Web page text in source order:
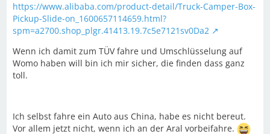
https://www.alibaba.com/product-detail/Truck-Camper-Box-
Pickup-Slide-on_1600657114659.html?
spm=a2700.shop_plgr.41413.19.7c5e7121sv0Da2
Wenn ich damit zum TÜV fahre und Umschlüsselung auf
Womo haben will bin ich mir sicher, die finden dass ganz
toll.
Ich selbst fahre ein Auto aus China, habe es nicht bereut.
Vor allem jetzt nicht, wenn ich an der Aral vorbeifahre.